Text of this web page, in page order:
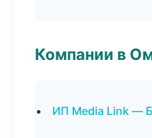
Компании в
ИП Media Link —